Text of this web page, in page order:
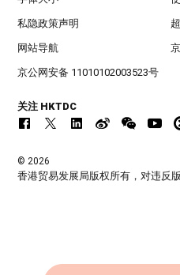
私隐政策声明
网站导航
京公网安备 11010102003523号
关注 HKTDC
© 2026
香港贸易发展局版权所有，对违反